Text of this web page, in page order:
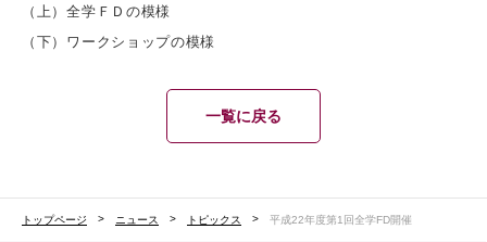
（上）全学ＦＤの模様
（下）ワークショップの模様
一覧に戻る
トップページ ニュース トピックス 平成22年度第1回全学FD開催